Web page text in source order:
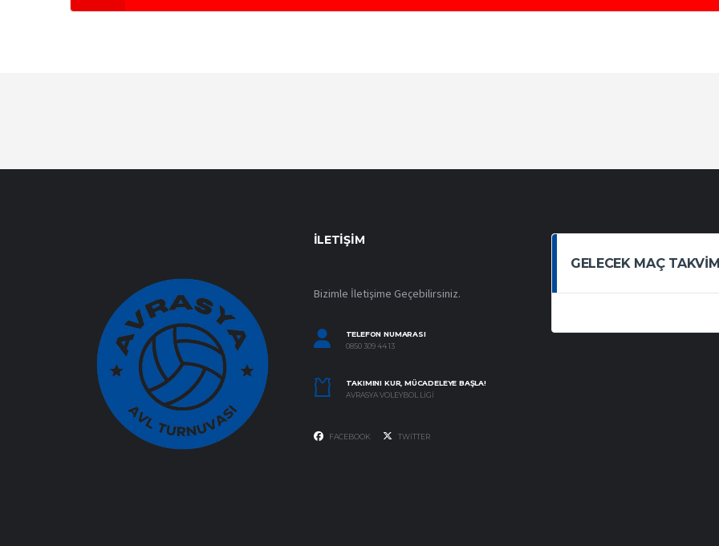
İLETIŞIM
Bizimle İletişime Geçebilirsiniz.
TELEFON NUMARASI
0850 309 44 13
TAKIMINI KUR, MÜCADELEYE BAŞLA!
AVRASYA VOLEYBOL LIGI
FACEBOOK TWITTER
GELECEK MAÇ